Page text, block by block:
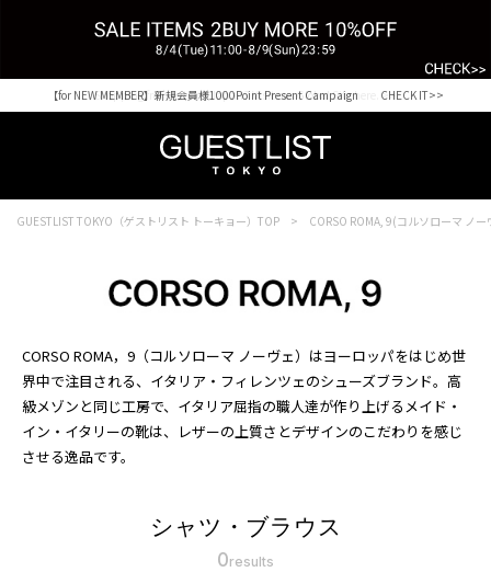
Shopping from outside Japan? Visit our Global Site here. >>
【for NEW MEMBER】新規会員様1000Point Present Campaign CHECK IT>>
GUESTLIST TOKYO（ゲストリスト トーキョー）TOP CORSO ROMA, 9(コルソローマ ノ
CORSO ROMA，9（コルソローマ ノーヴェ）はヨーロッパをはじめ世
界中で注目される、イタリア・フィレンツェのシューズブランド。高
級メゾンと同じ工房で、イタリア屈指の職人達が作り上げるメイド・
イン・イタリーの靴は、レザーの上質さとデザインのこだわりを感じ
させる逸品です。
シャツ・ブラウス
0results